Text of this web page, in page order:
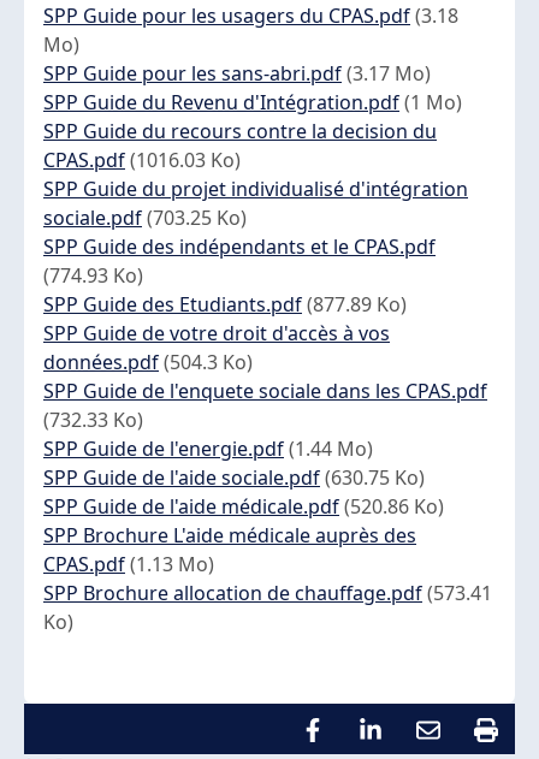
Document
SPP Guide pour les usagers du CPAS.pdf(3.18
Mo)
Document
SPP Guide pour les sans-abri.pdf(3.17 Mo)
Document
SPP Guide du Revenu d'Intégration.pdf(1 Mo)
Document
SPP Guide du recours contre la decision du
CPAS.pdf(1016.03 Ko)
Document
SPP Guide du projet individualisé d'intégration
sociale.pdf(703.25 Ko)
Document
SPP Guide des indépendants et le CPAS.pdf
(774.93 Ko)
Document
SPP Guide des Etudiants.pdf(877.89 Ko)
Document
SPP Guide de votre droit d'accès à vos
données.pdf(504.3 Ko)
Document
SPP Guide de l'enquete sociale dans les CPAS.pdf
(732.33 Ko)
Document
SPP Guide de l'energie.pdf(1.44 Mo)
Document
SPP Guide de l'aide sociale.pdf(630.75 Ko)
Document
SPP Guide de l'aide médicale.pdf(520.86 Ko)
Document
SPP Brochure L'aide médicale auprès des
CPAS.pdf(1.13 Mo)
Document
SPP Brochure allocation de chauffage.pdf(573.41
Ko)